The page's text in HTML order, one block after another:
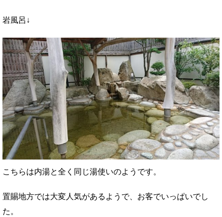
岩風呂↓
こちらは内湯と全く同じ湯使いのようです。
置賜地方では大変人気があるようで、お客でいっぱいでし
た。